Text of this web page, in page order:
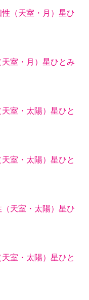
（天室・月）星ひ
室・月）星ひとみ
室・太陽）星ひと
室・太陽）星ひと
天室・太陽）星ひ
室・太陽）星ひと